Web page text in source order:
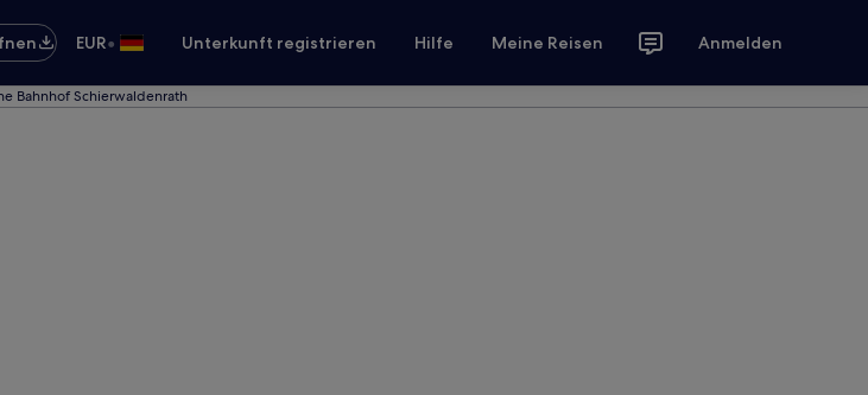
EUR• Unterkunft registrieren Hilfe Meine Reisen Anmelden
Bahnhof Schierwaldenrath